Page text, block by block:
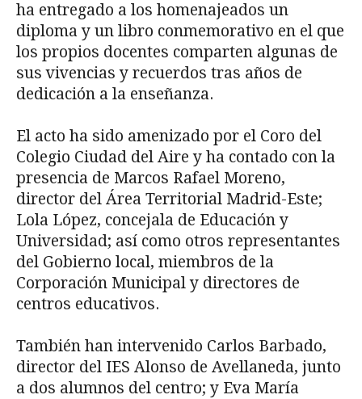
ha entregado a los homenajeados un
diploma y un libro conmemorativo en el que
los propios docentes comparten algunas de
sus vivencias y recuerdos tras años de
dedicación a la enseñanza.
El acto ha sido amenizado por el Coro del
Colegio Ciudad del Aire y ha contado con la
presencia de Marcos Rafael Moreno,
director del Área Territorial Madrid-Este;
Lola López, concejala de Educación y
Universidad; así como otros representantes
del Gobierno local, miembros de la
Corporación Municipal y directores de
centros educativos.
También han intervenido Carlos Barbado,
director del IES Alonso de Avellaneda, junto
a dos alumnos del centro; y Eva María